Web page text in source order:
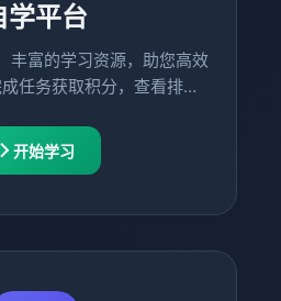
学平台
丰富的学习资源，助您高效
任务获取积分，查看排行
开始学习